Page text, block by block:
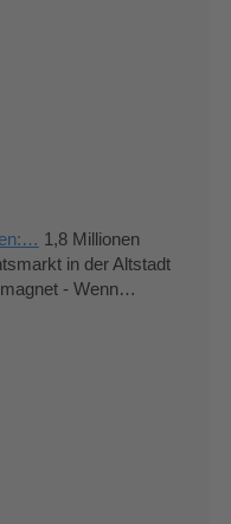
1,8 Millionen
in der Altstadt
- Wenn…